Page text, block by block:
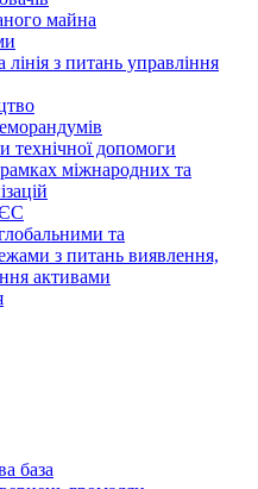
майна
з питань управління
технічної допомоги
міжнародних та
ЄС
та
з питань виявлення,
активами
база